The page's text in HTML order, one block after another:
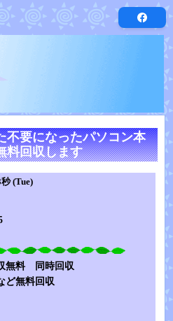
要になったパソコン本
回収します
(Tue)
無料 同時回収
ど無料回収